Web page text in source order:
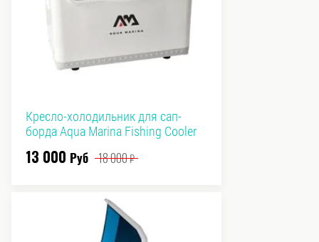
Кресло-холодильник для сап-
борда Aqua Marina Fishing Cooler
13 000 Руб 18 000₽